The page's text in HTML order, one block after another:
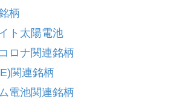
柄
ト太陽電池
ロナ関連銘柄
関連銘柄
電池関連銘柄